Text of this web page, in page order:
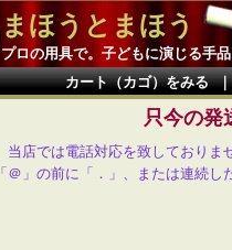
まほうとまほう
プロの用具で。子どもに演じる手
カート（カゴ）をみる
只今の
当店では電話対応を致しておりま
「＠」の前に「．」、または連続